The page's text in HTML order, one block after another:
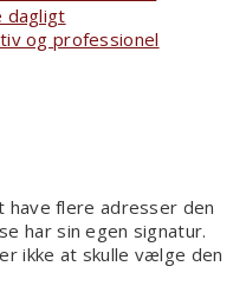
dagligt
og professionel
have flere adresser den
har sin egen signatur.
ikke at skulle vælge den